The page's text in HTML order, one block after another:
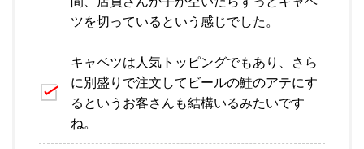
ツを切っているという感じでした。
キャベツは人気トッピングでもあり、さら
に別盛りで注文してビールの鮭のアテにす
るというお客さんも結構いるみたいです
ね。